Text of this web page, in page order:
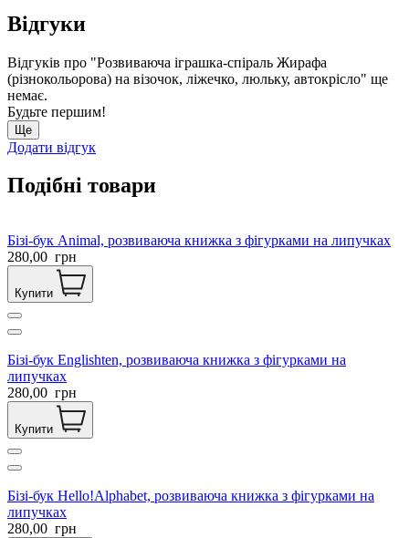
Відгуки
Відгуків про "Розвиваюча іграшка-спіраль Жирафа
(різнокольорова) на візочок, ліжечко, люльку, автокрісло" ще
немає.
Будьте першим!
Ще
Додати відгук
Подібні товари
Бізі-бук Animal, розвиваюча книжка з фігурками на липучках
280,00 грн
Купити
Бізі-бук Englishten, розвиваюча книжка з фігурками на
липучках
280,00 грн
Купити
Бізі-бук Hello!Alphabet, розвиваюча книжка з фігурками на
липучках
280,00 грн